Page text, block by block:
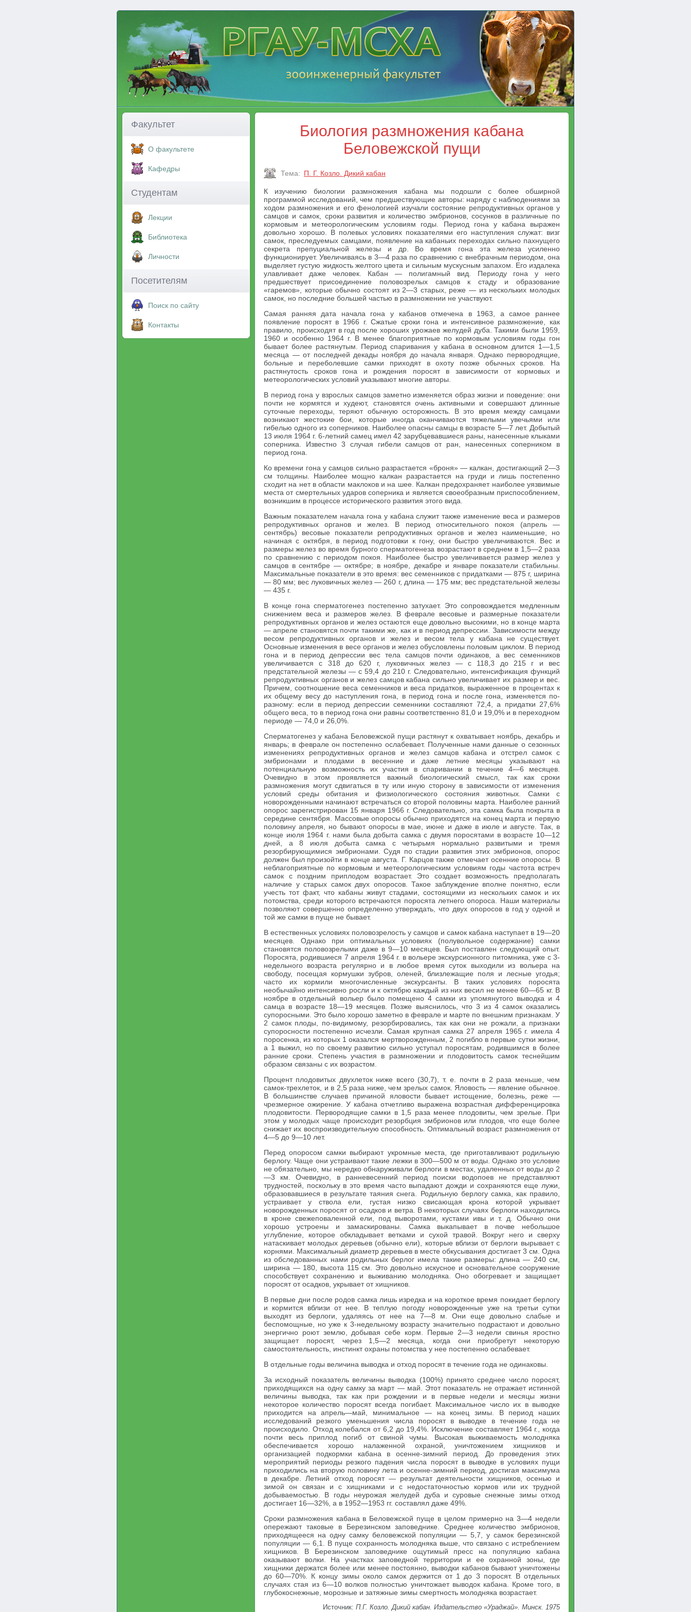
Факультет
О факультете
Кафедры
Студентам
Лекции
Библиотека
Личности
Посетителям
Поиск по сайту
Контакты
Биология размножения кабана
Беловежской пущи
Тема: П. Г. Козло. Дикий кабан
К изучению биологии размножения кабана мы подошли с более обширной
программой исследований, чем предшествующие авторы: наряду с наблюдениями за
ходом размножения и его фенологией изучали состояние репродуктивных органов у
самцов и самок, сроки развития и количество эмбрионов, сосунков в различные по
кормовым и метеорологическим условиям годы. Период гона у кабана выражен
довольно хорошо. В полевых условиях показателями его наступления служат: визг
самок, преследуемых самцами, появление на кабаньих переходах сильно пахнущего
секрета препуциальной железы и др. Во время гона эта железа усиленно
функционирует. Увеличиваясь в 3—4 раза по сравнению с внебрачным периодом, она
выделяет густую жидкость желтого цвета и сильным мускусным запахом. Его издалека
улавливает даже человек. Кабан — полигамный вид. Периоду гона у него
предшествует присоединение половозрелых самцов к стаду и образование
«гаремов», которые обычно состоят из 2—3 старых, реже — из нескольких молодых
самок, но последние большей частью в размножении не участвуют.
Самая ранняя дата начала гона у кабанов отмечена в 1963, а самое раннее
появление поросят в 1966 г. Сжатые сроки гона и интенсивное размножение, как
правило, происходят в год после хороших урожаев желудей дуба. Такими были 1959,
1960 и особенно 1964 г. В менее благоприятные по кормовым условиям годы гон
бывает более растянутым. Период спаривания у кабана в основном длится 1—1,5
месяца — от последней декады ноября до начала января. Однако первородящие,
больные и переболевшие самки приходят в охоту позже обычных сроков. На
растянутость сроков гона и рождения поросят в зависимости от кормовых и
метеорологических условий указывают многие авторы.
В период гона у взрослых самцов заметно изменяется образ жизни и поведение: они
почти не кормятся и худеют, становятся очень активными и совершают длинные
суточные переходы, теряют обычную осторожность. В это время между самцами
возникают жестокие бои, которые иногда оканчиваются тяжелыми увечьями или
гибелью одного из соперников. Наиболее опасны самцы в возрасте 5—7 лет. Добытый
13 июля 1964 г. 6-летний самец имел 42 зарубцевавшиеся раны, нанесенные клыками
соперника. Известно 3 случая гибели самцов от ран, нанесенных соперником в
период гона.
Ко времени гона у самцов сильно разрастается «броня» — калкан, достигающий 2—3
см толщины. Наиболее мощно калкан разрастается на груди и лишь постепенно
сходит на нет в области маклоков и на шее. Калкан предохраняет наиболее уязвимые
места от смертельных ударов соперника и является своеобразным приспособлением,
возникшим в процессе исторического развития этого вида.
Важным показателем начала гона у кабана служит также изменение веса и размеров
репродуктивных органов и желез. В период относительного покоя (апрель —
сентябрь) весовые показатели репродуктивных органов и желез наименьшие, но
начиная с октября, в период подготовки к гону, они быстро увеличиваются. Вес и
размеры желез во время бурного сперматогенеза возрастают в среднем в 1,5—2 раза
по сравнению с периодом покоя. Наиболее быстро увеличивается размер желез у
самцов в сентябре — октябре; в ноябре, декабре и январе показатели стабильны.
Максимальные показатели в это время: вес семенников с придатками — 875 г, ширина
— 80 мм; вес луковичных желез — 260 г, длина — 175 мм; вес предстательной железы
— 435 г.
В конце гона сперматогенез постепенно затухает. Это сопровождается медленным
снижением веса и размеров желез. В феврале весовые и размерные показатели
репродуктивных органов и желез остаются еще довольно высокими, но в конце марта
— апреле становятся почти такими же, как и в период депрессии. Зависимости между
весом репродуктивных органов и желез и весом тела у кабана не существует.
Основные изменения в весе органов и желез обусловлены половым циклом. В период
гона и в период депрессии вес тела самцов почти одинаков, а вес семенников
увеличивается с 318 до 620 г, луковичных желез — с 118,3 до 215 г и вес
предстательной железы — с 59,4 до 210 г. Следовательно, интенсификация функций
репродуктивных органов и желез самцов кабана сильно увеличивает их размер и вес.
Причем, соотношение веса семенников и веса придатков, выраженное в процентах к
их общему весу до наступления гона, в период гона и после гона, изменяется по-
разному: если в период депрессии семенники составляют 72,4, а придатки 27,6%
общего веса, то в период гона они равны соответственно 81,0 и 19,0% и в переходном
периоде — 74,0 и 26,0%.
Сперматогенез у кабана Беловежской пущи растянут к охватывает ноябрь, декабрь и
январь; в феврале он постепенно ослабевает. Полученные нами данные о сезонных
изменениях репродуктивных органов и желез самцов кабана и отстрел самок с
эмбрионами и плодами в весенние и даже летние месяцы указывают на
потенциальную возможность их участия в спаривании в течение 4—6 месяцев.
Очевидно в этом проявляется важный биологический смысл, так как сроки
размножения могут сдвигаться в ту или иную сторону в зависимости от изменения
условий среды обитания и физиологического состояния животных. Самки с
новорожденными начинают встречаться со второй половины марта. Наиболее ранний
опорос зарегистрирован 15 января 1966 г. Следовательно, эта самка была покрыта в
середине сентября. Массовые опоросы обычно приходятся на конец марта и первую
половину апреля, но бывают опоросы в мае, июне и даже в июле и августе. Так, в
конце июля 1964 г. нами была добыта самка с двумя поросятами в возрасте 10—12
дней, а 8 июля добыта самка с четырьмя нормально развитыми и тремя
резорбирующимися эмбрионами. Судя по стадии развития этих эмбрионов, опорос
должен был произойти в конце августа. Г. Карцов также отмечает осенние опоросы. В
неблагоприятные по кормовым и метеорологическим условиям годы частота встреч
самок с поздним приплодом возрастает. Это создает возможность предполагать
наличие у старых самок двух опоросов. Такое заблуждение вполне понятно, если
учесть тот факт, что кабаны живут стадами, состоящими из нескольких самок и их
потомства, среди которого встречаются поросята летнего опороса. Наши материалы
позволяют совершенно определенно утверждать, что двух опоросов в год у одной и
той же самки в пуще не бывает.
В естественных условиях половозрелость у самцов и самок кабана наступает в 19—20
месяцев. Однако при оптимальных условиях (полувольное содержание) самки
становятся половозрелыми даже в 9—10 месяцев. Был поставлен следующий опыт.
Поросята, родившиеся 7 апреля 1964 г. в вольере экскурсионного питомника, уже с 3-
недельного возраста регулярно и в любое время суток выходили из вольера на
свободу, посещая кормушки зубров, оленей, близлежащие поля и лесные угодья;
часто их кормили многочисленные экскурсанты. В таких условиях поросята
необычайно интенсивно росли и к октябрю каждый из них весил не менее 60—65 кг. В
ноябре в отдельный вольер было помещено 4 самки из упомянутого выводка и 4
самца в возрасте 18—19 месяцев. Позже выяснилось, что 3 из 4 самок оказались
супоросными. Это было хорошо заметно в феврале и марте по внешним признакам. У
2 самок плоды, по-видимому, резорбировались, так как они не рожали, а признаки
супоросности постепенно исчезли. Самая крупная самка 27 апреля 1965 г. имела 4
поросенка, из которых 1 оказался мертворожденным, 2 погибло в первые сутки жизни,
а 1 выжил, но по своему развитию сильно уступал поросятам, родившимся в более
ранние сроки. Степень участия в размножении и плодовитость самок теснейшим
образом связаны с их возрастом.
Процент плодовитых двухлеток ниже всего (30,7), т. е. почти в 2 раза меньше, чем
самок-трехлеток, и в 2,5 раза ниже, чем зрелых самок. Яловость — явление обычное.
В большинстве случаев причиной яловости бывает истощение, болезнь, реже —
чрезмерное ожирение. У кабана отчетливо выражена возрастная дифференцировка
плодовитости. Первородящие самки в 1,5 раза менее плодовиты, чем зрелые. При
этом у молодых чаще происходит резорбция эмбрионов или плодов, что еще более
снижает их воспроизводительную способность. Оптимальный возраст размножения от
4—5 до 9—10 лет.
Перед опоросом самки выбирают укромные места, где приготавливают родильную
берлогу. Чаще они устраивают такие лежки в 300—500 м от воды. Однако это условие
не обязательно, мы нередко обнаруживали берлоги в местах, удаленных от воды до 2
—3 км. Очевидно, в ранневесенний период поиски водопоев не представляют
трудностей, поскольку в это время часто выпадают дожди и сохраняются еще лужи,
образовавшиеся в результате таяния снега. Родильную берлогу самка, как правило,
устраивает у ствола ели, густая низко свисающая крона которой укрывает
новорожденных поросят от осадков и ветра. В некоторых случаях берлоги находились
в кроне свежеповаленной ели, под выворотами, кустами ивы и т. д. Обычно они
хорошо устроены и замаскированы. Самка выкапывает в почве небольшое
углубление, которое обкладывает ветками и сухой травой. Вокруг него и сверху
натаскивает молодых деревьев (обычно ели), которые вблизи от берлоги вырывает с
корнями. Максимальный диаметр деревьев в месте обкусывания достигает 3 см. Одна
из обследованных нами родильных берлог имела такие размеры: длина — 240 см,
ширина — 180, высота 115 см. Это довольно искусное и основательное сооружение
способствует сохранению и выживанию молодняка. Оно обогревает и защищает
поросят от осадков, укрывает от хищников.
В первые дни после родов самка лишь изредка и на короткое время покидает берлогу
и кормится вблизи от нее. В теплую погоду новорожденные уже на третьи сутки
выходят из берлоги, удаляясь от нее на 7—8 м. Они еще довольно слабые и
беспомощные, но уже к 3-недельному возрасту значительно подрастают и довольно
энергично роют землю, добывая себе корм. Первые 2—3 недели свинья яростно
защищает поросят, через 1,5—2 месяца, когда они приобретут некоторую
самостоятельность, инстинкт охраны потомства у нее постепенно ослабевает.
В отдельные годы величина выводка и отход поросят в течение года не одинаковы.
За исходный показатель величины выводка (100%) принято среднее число поросят,
приходящихся на одну самку за март — май. Этот показатель не отражает истинной
величины выводка, так как при рождении и в первые недели и месяцы жизни
некоторое количество поросят всегда погибает. Максимальное число их в выводке
приходится на апрель—май, минимальное — на конец зимы. В период наших
исследований резкого уменьшения числа поросят в выводке в течение года не
происходило. Отход колебался от 6,2 до 19,4%. Исключение составляет 1964 г., когда
почти весь приплод погиб от свиной чумы. Высокая выживаемость молодняка
обеспечивается хорошо налаженной охраной, уничтожением хищников и
организацией подкормки кабана в осенне-зимний период. До проведения этих
мероприятий периоды резкого падения числа поросят в выводке в условиях пущи
приходились на вторую половину лета и осенне-зимний период, достигая максимума
в декабре. Летний отход поросят — результат деятельности хищников, осенью и
зимой он связан и с хищниками и с недостаточностью кормов или их трудной
добываемостью. В годы неурожая желудей дуба и суровые снежные зимы отход
достигает 16—32%, а в 1952—1953 гг. составлял даже 49%.
Сроки размножения кабана в Беловежской пуще в целом примерно на 3—4 недели
опережают таковые в Березинском заповеднике. Среднее количество эмбрионов,
приходящееся на одну самку беловежской популяции — 5,7, у самок березинской
популяции — 6,1. В пуще сохранность молодняка выше, что связано с истреблением
хищников. В Березинском заповеднике ощутимый пресс на популяцию кабана
оказывают волки. На участках заповедной территории и ее охранной зоны, где
хищники держатся более или менее постоянно, выводки кабанов бывают уничтожены
до 60—70%. К концу зимы около самок держится от 1 до 3 поросят. В отдельных
случаях стая из 6—10 волков полностью уничтожает выводок кабана. Кроме того, в
глубокоснежные, морозные и затяжные зимы смертность молодняка возрастает.
Источник: П.Г. Козло. Дикий кабан. Издательство «Ураджай». Минск. 1975